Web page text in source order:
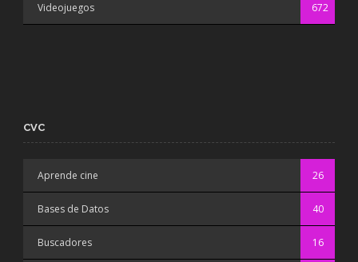
Videojuegos 672
CVC
Aprende cine 26
Bases de Datos 40
Buscadores 16